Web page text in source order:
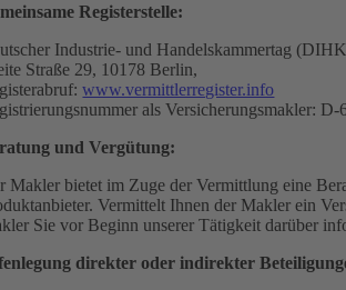
Registerstelle:
Industrie- und Handelskammertag
Straße 29, 10178 Berlin,
www.vermittlerregister.info
als Versicherungsmakler:
und Vergütung:
Makler bietet im Zuge der Vermittlung eine
Vermittelt Ihnen der Makler ein
Sie vor Beginn unserer Tätigkeit darüber
direkter oder indirekter